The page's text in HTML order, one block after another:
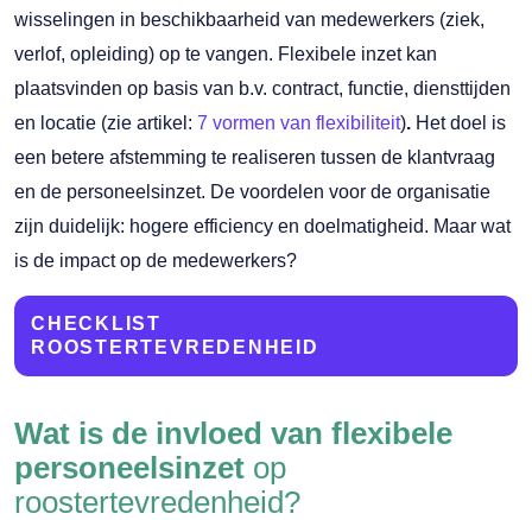
wisselingen in beschikbaarheid van medewerkers (ziek,
verlof, opleiding) op te vangen. Flexibele inzet kan
plaatsvinden op basis van b.v. contract, functie, diensttijden
en locatie (zie artikel: 7 vormen van flexibiliteit). Het doel is
een betere afstemming te realiseren tussen de klantvraag
en de personeelsinzet. De voordelen voor de organisatie
zijn duidelijk: hogere efficiency en doelmatigheid. Maar wat
is de impact op de medewerkers?
CHECKLIST
ROOSTERTEVREDENHEID
Wat is de invloed van flexibele
personeelsinzet op
roostertevredenheid?